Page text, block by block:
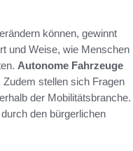
können, gewinnt
und Weise, wie Menschen
Autonome Fahrzeuge
stellen sich Fragen
der Mobilitätsbranche.
den bürgerlichen